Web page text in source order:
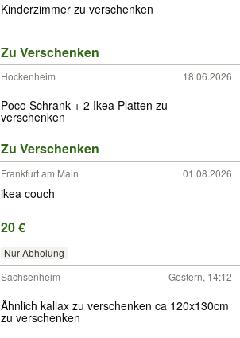
Kinderzimmer zu verschenken
Zu Verschenken
Hockenheim 18.06.2026
Poco Schrank + 2 Ikea Platten zu
verschenken
Zu Verschenken
Frankfurt am Main 01.08.2026
ikea couch
20 €
Nur Abholung
Sachsenheim Gestern, 14:12
Ähnlich kallax zu verschenken ca 120x130cm
zu verschenken